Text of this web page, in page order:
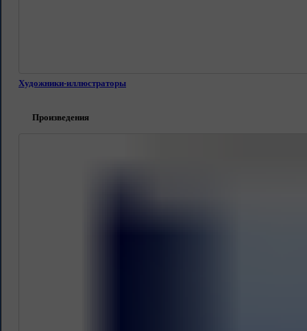
Художники-иллюстраторы
Произведения